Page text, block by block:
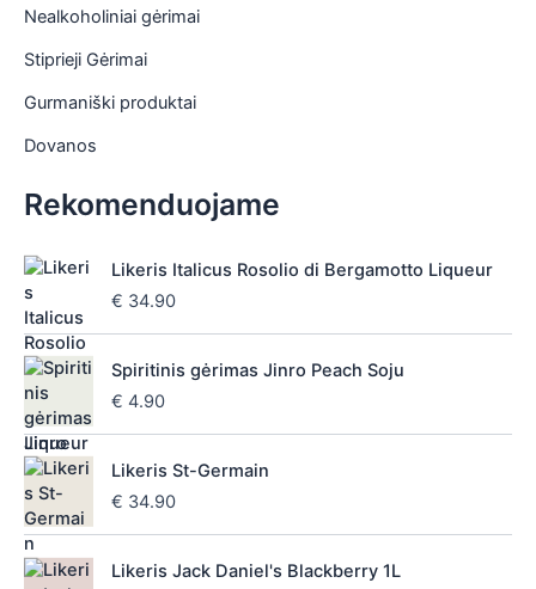
Nealkoholiniai gėrimai
Stiprieji Gėrimai
Gurmaniški produktai
Dovanos
Rekomenduojame
Likeris Italicus Rosolio di Bergamotto Liqueur
€ 34.90
Spiritinis gėrimas Jinro Peach Soju
€ 4.90
Likeris St-Germain
€ 34.90
Likeris Jack Daniel's Blackberry 1L